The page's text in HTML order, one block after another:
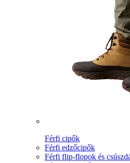
Férfi cipők
Férfi edzőcipők
Férfi flip-flopok és